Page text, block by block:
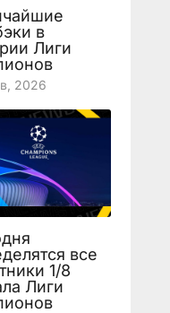
в
Лиги
2026
все
1/8
Лиги